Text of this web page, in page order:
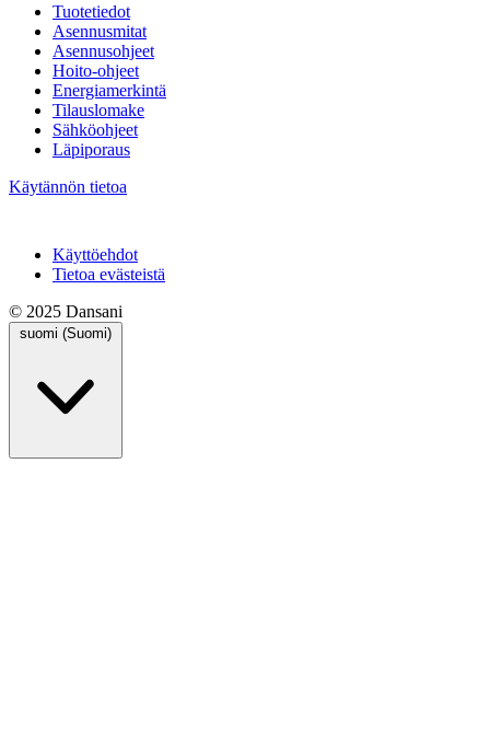
Tuotetiedot
Asennusmitat
Asennusohjeet
Hoito-ohjeet
Energiamerkintä
Tilauslomake
Sähköohjeet
Läpiporaus
Käytännön tietoa
Käyttöehdot
Tietoa evästeistä
© 2025 Dansani
suomi (Suomi)